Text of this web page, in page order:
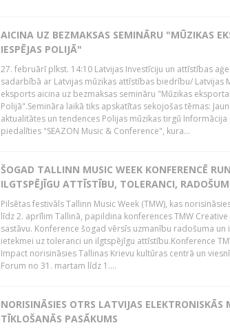
AICINA UZ BEZMAKSAS SEMINĀRU "MŪZIKAS
IESPĒJAS POLIJĀ"
27. februārī plkst. 14:10 Latvijas Investīciju un attīstības
sadarbībā ar Latvijas mūzikas attīstības biedrību/ Latvijas
eksports aicina uz bezmaksas semināru "Mūzikas
Polijā".Semināra laikā tiks apskatītas sekojošas tēmas:
aktualitātes un tendences Polijas mūzikas tirgū
piedalīties "SEAZON Music & Conference", kura...
ŠOGAD TALLINN MUSIC WEEK KONFERENCĒ
ILGTSPĒJĪGU ATTĪSTĪBU, TOLERANCI,
Pilsētas festivāls Tallinn Music Week (TMW), kas
līdz 2. aprīlim Tallinā, papildina konferences TMW
sastāvu. Konference šogad vērsīs uzmanību radošuma un
ietekmei uz toleranci un ilgtspējīgu attīstību.Konference
Impact norisināsies Tallinas Krievu kultūras centrā un
Forum no 31. martam līdz 1....
NORISINĀSIES OTRS LATVIJAS ELEKTRONISKĀS
TĪKLOŠANĀS PASĀKUMS